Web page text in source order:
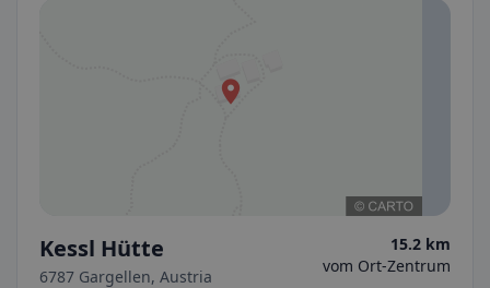
Kessl Hütte
6787 Gargellen, Austria
15.2 km
vom Ort-Zentrum